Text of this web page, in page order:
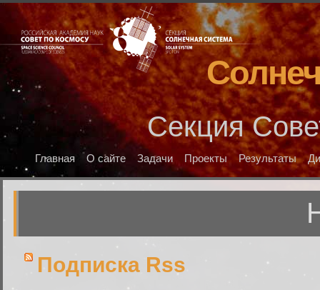
Секция
Главная О сайте Задачи Проекты Результаты
Подписка Rss